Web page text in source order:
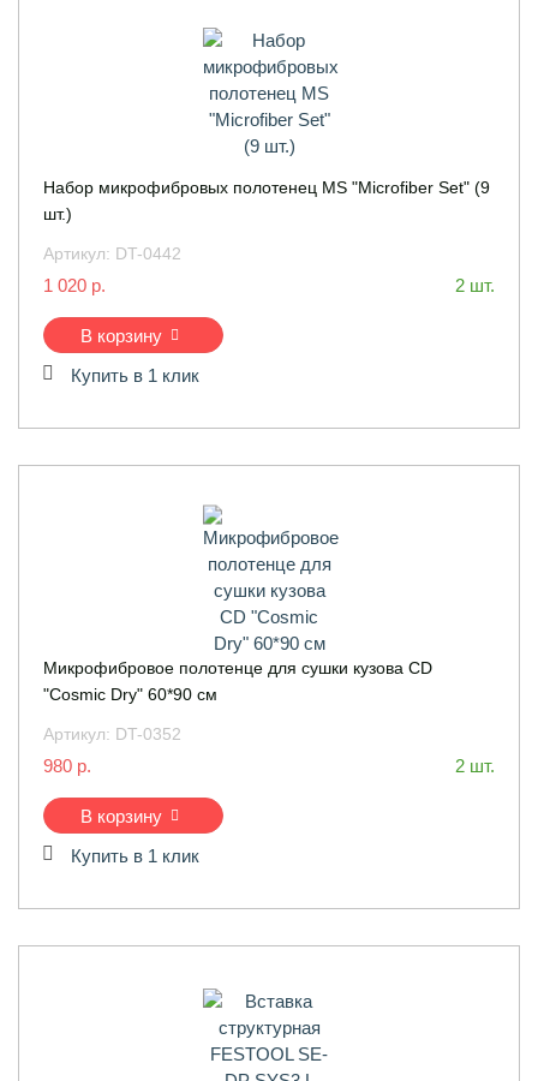
Набор микрофибровых полотенец MS "Microfiber Set" (9
шт.)
Артикул: DT-0442
1 020 р. 2 шт.
В корзину
Купить в 1 клик
Микрофибровое полотенце для сушки кузова CD
"Cosmic Dry" 60*90 см
Артикул: DT-0352
980 р. 2 шт.
В корзину
Купить в 1 клик